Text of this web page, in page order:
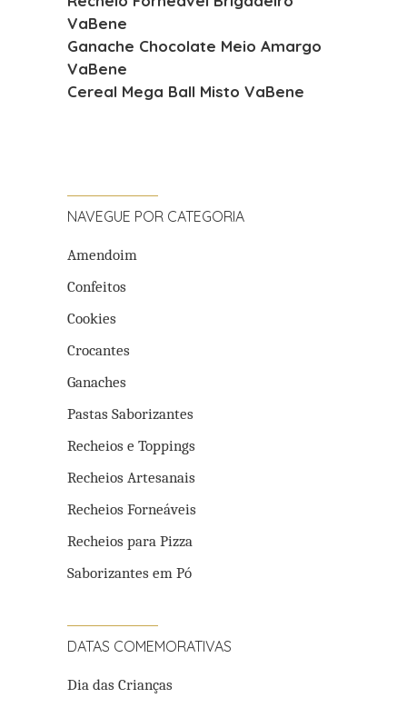
VaBene
Ganache Chocolate Meio Amargo
VaBene
Cereal Mega Ball Misto VaBene
NAVEGUE POR CATEGORIA
Amendoim
Confeitos
Cookies
Crocantes
Ganaches
Pastas Saborizantes
Recheios e Toppings
Recheios Artesanais
Recheios Forneáveis
Recheios para Pizza
Saborizantes em Pó
DATAS COMEMORATIVAS
Dia das Crianças